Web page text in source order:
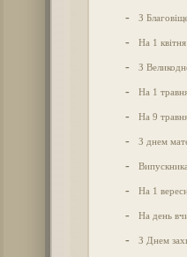
- З
- На 1 квітня
- З
- На 1
- На 9
- З днем
-
- На 1
- На день
- З Днем